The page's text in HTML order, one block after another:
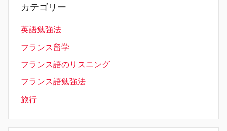
カテゴリー
英語勉強法
フランス留学
フランス語のリスニング
フランス語勉強法
旅行